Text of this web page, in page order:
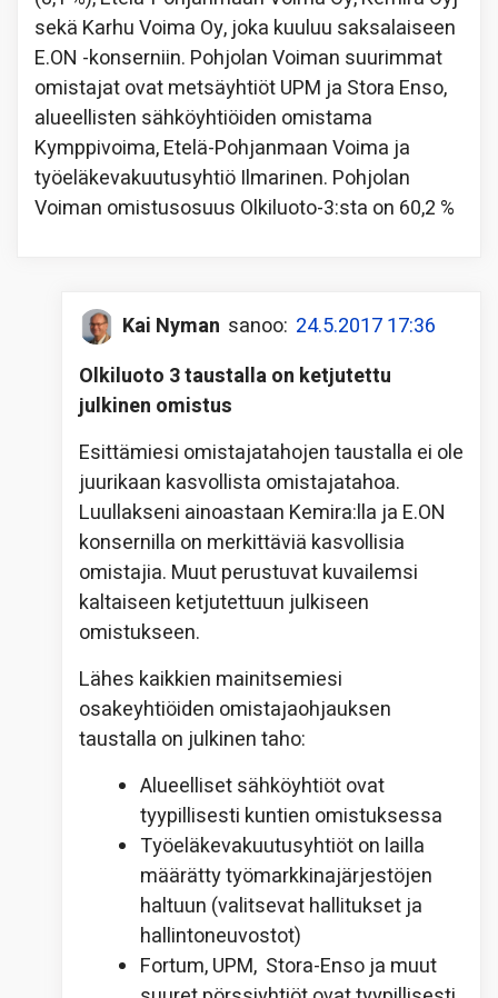
sekä Karhu Voima Oy, joka kuuluu saksalaiseen
E.ON -konserniin. Pohjolan Voiman suurimmat
omistajat ovat metsäyhtiöt UPM ja Stora Enso,
alueellisten sähköyhtiöiden omistama
Kymppivoima, Etelä-Pohjanmaan Voima ja
työeläkevakuutusyhtiö Ilmarinen. Pohjolan
Voiman omistusosuus Olkiluoto-3:sta on 60,2 %
Kai Nyman sanoo: 24.5.2017 17:36
Olkiluoto 3 taustalla on ketjutettu
julkinen omistus
Esittämiesi omistajatahojen taustalla ei ole
juurikaan kasvollista omistajatahoa.
Luullakseni ainoastaan Kemira:lla ja E.ON
konsernilla on merkittäviä kasvollisia
omistajia. Muut perustuvat kuvailemsi
kaltaiseen ketjutettuun julkiseen
omistukseen.
Lähes kaikkien mainitsemiesi
osakeyhtiöiden omistajaohjauksen
taustalla on julkinen taho:
Alueelliset sähköyhtiöt ovat
tyypillisesti kuntien omistuksessa
Työeläkevakuutusyhtiöt on lailla
määrätty työmarkkinajärjestöjen
haltuun (valitsevat hallitukset ja
hallintoneuvostot)
Fortum, UPM, Stora-Enso ja muut